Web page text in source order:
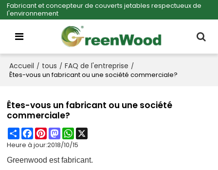
Fabricant et concepteur de couverts jetables respectueux de
l'environnement
Accueil / tous / FAQ de l'entreprise /
Êtes-vous un fabricant ou une société commerciale?
Êtes-vous un fabricant ou une société
commerciale?
ShareFacebook
PinterestMastodonWhatsApp
Heure à jour:2018/10/15
Greenwood est fabricant.